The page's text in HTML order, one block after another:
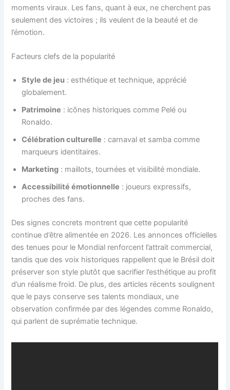
moments viraux. Les fans, quant à eux, ne cherchent pas
seulement des victoires ; ils veulent de la beauté et de
l’émotion.
Facteurs clefs de la popularité
Style de jeu : esthétique et technique, apprécié
globalement.
Patrimoine : icônes historiques comme Pelé ou
Ronaldo.
Célébration culturelle : carnaval et samba comme
marqueurs identitaires.
Marketing : maillots, tournées et visibilité mondiale.
Accessibilité émotionnelle : joueurs expressifs,
proches des fans.
Des signes concrets montrent que cette popularité
continue d’être alimentée en 2026. Les annonces officielles
des tenues pour le Mondial renforcent l’attrait commercial,
tandis que des voix historiques rappellent que le Brésil doit
préserver son style plutôt que sacrifier l’esthétique au profit
d’un réalisme froid. De plus, des articles récents soulignent
que le pays conserve ses talents mondiaux, une
observation confirmée par des légendes comme Ronaldo,
qui parlent de suprématie technique.